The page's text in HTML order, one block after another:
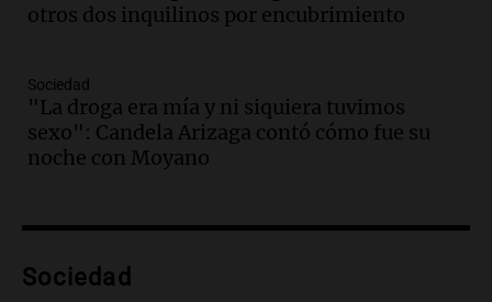
Audio.Tucumán enfrenta un equilibrio
Panorama Federal
Episodios
Audio.La calidad del empleo en
Argentina cae y preocupa a economistas
Audio.
otros dos inquilinos por encubrimiento
Sociedad
"La droga era mía y ni siquiera tuvimos
sexo": Candela Arizaga contó cómo fue su
noche con Moyano
Sociedad